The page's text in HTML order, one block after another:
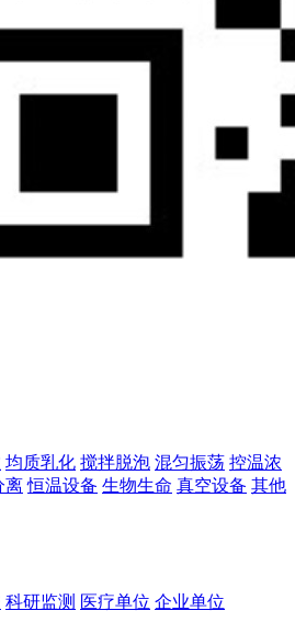
均质乳化 搅拌脱泡 混匀振荡 控温浓
离 恒温设备 生物生命 真空设备 其他
科研监测 医疗单位 企业单位